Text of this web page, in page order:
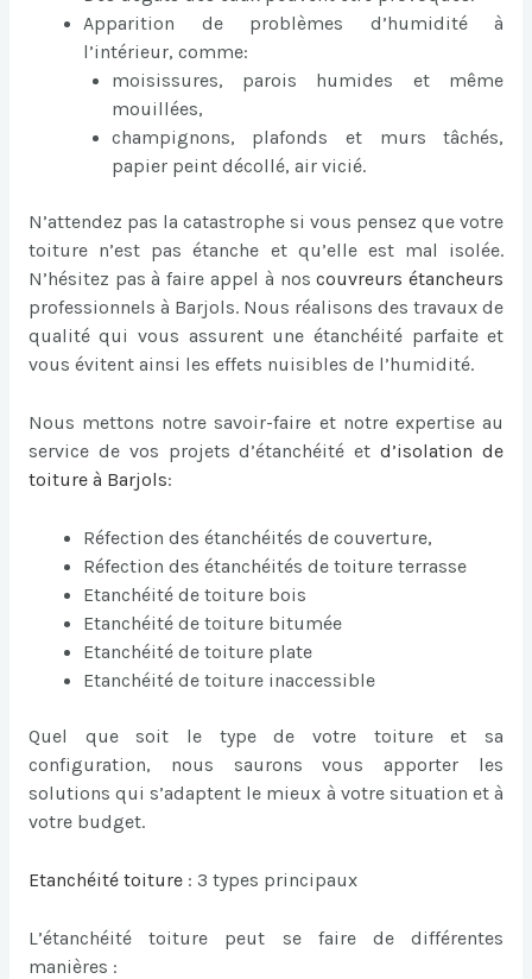
Apparition de problèmes d’humidité à
l’intérieur, comme:
moisissures, parois humides et même
mouillées,
champignons, plafonds et murs tâchés,
papier peint décollé, air vicié.
N’attendez pas la catastrophe si vous pensez que votre
toiture n’est pas étanche et qu’elle est mal isolée.
N’hésitez pas à faire appel à nos couvreurs étancheurs
professionnels à Barjols. Nous réalisons des travaux de
qualité qui vous assurent une étanchéité parfaite et
vous évitent ainsi les effets nuisibles de l’humidité.
Nous mettons notre savoir-faire et notre expertise au
service de vos projets d’étanchéité etd’isolation de
toiture à Barjols:
Réfection des étanchéités de couverture,
Réfection des étanchéités de toiture terrasse
Etanchéité de toiture bois
Etanchéité de toiture bitumée
Etanchéité de toiture plate
Etanchéité de toiture inaccessible
Quel que soit le type de votre toiture et sa
configuration, nous saurons vous apporter les
solutions qui s’adaptent le mieux à votre situation et à
votre budget.
Etanchéité toiture: 3 types principaux
L’étanchéité toiture peut se faire de différentes
manières :